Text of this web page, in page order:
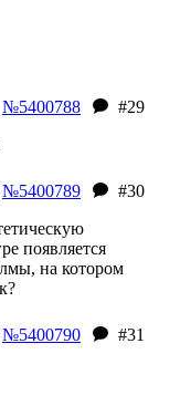
№5400788
#29
№5400789
#30
появляется
на котором
№5400790
#31